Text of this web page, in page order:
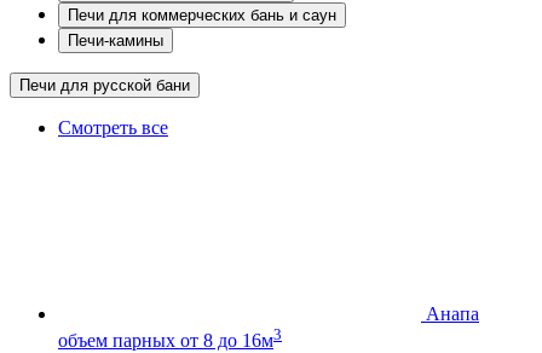
Печи для коммерческих бань и саун
Печи-камины
Печи для русской бани
Смотреть все
Анапа
объем парных от 8 до 16м3